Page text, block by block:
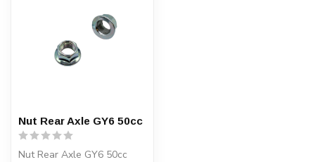
Nut Rear Axle GY6 50cc
Nut Rear Axle GY6 50cc